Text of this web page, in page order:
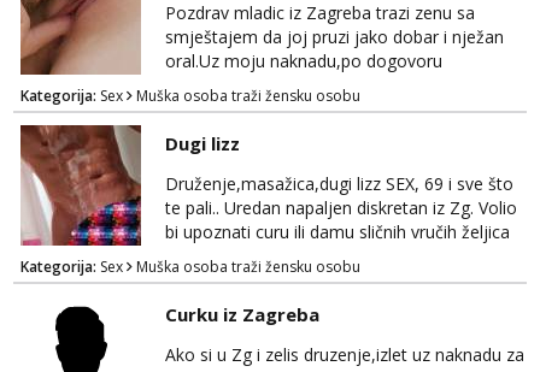
Pozdrav mladic iz Zagreba trazi zenu sa
smještajem da joj pruzi jako dobar i nježan
oral.Uz moju naknadu,po dogovoru
.Diskrecija osigurana.
Kategorija: Sex Muška osoba traži žensku osobu
Dugi lizz
Druženje,masažica,dugi lizz SEX, 69 i sve što
te pali.. Uredan napaljen diskretan iz Zg. Volio
bi upoznati curu ili damu sličnih vručih željica
za zajedničko ugodno i strastveno druženje.
Prostor imam, diskr max. A i mobilan 🚗 sam.
Kategorija: Sex Muška osoba traži žensku osobu
Curku iz Zagreba
Ako si u Zg i zelis druzenje,izlet uz naknadu za